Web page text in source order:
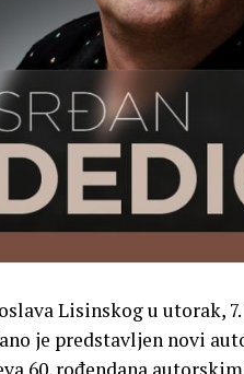
Lisinskog u utorak,
je predstavljen novi